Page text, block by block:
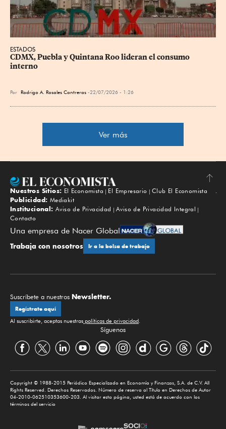
ESTADOS
CDMX, Puebla y Quintana Roo lideran el consumo
interno
Por Rodrigo A. Rosales Contreras 22/07/2026 - 1:26
Ver más
Subir
Nuestros Sitios: El Economista El Empresario
Club El Economista
Publicidad: Mediakit
Institucional: Aviso de Privacidad
Aviso de Privacidad Integral
Contacto
Una empresa de Nacer Global
Trabaja con nosotros Ir a la bolsa de trabajo
Suscríbete a nuestros Newsletter.
Regístrate aquí
Al suscribirte, aceptas nuestras políticas de privacidad.
Síguenos
Copyright © 1988-2015 Periódico Especializado en Economía y Finanzas, S.A. de C.V. All
Rights Reserved. Derechos Reservados. Número de reserva al Título en Derechos de Autor
04-2010-062510353600-203. Al visitar esta página, usted está de acuerdo con los
términos del servicio